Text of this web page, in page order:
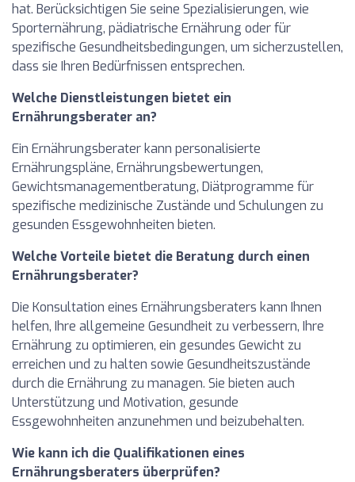
hat. Berücksichtigen Sie seine Spezialisierungen, wie
Sporternährung, pädiatrische Ernährung oder für
spezifische Gesundheitsbedingungen, um sicherzustellen,
dass sie Ihren Bedürfnissen entsprechen.
Welche Dienstleistungen bietet ein
Ernährungsberater an?
Ein Ernährungsberater kann personalisierte
Ernährungspläne, Ernährungsbewertungen,
Gewichtsmanagementberatung, Diätprogramme für
spezifische medizinische Zustände und Schulungen zu
gesunden Essgewohnheiten bieten.
Welche Vorteile bietet die Beratung durch einen
Ernährungsberater?
Die Konsultation eines Ernährungsberaters kann Ihnen
helfen, Ihre allgemeine Gesundheit zu verbessern, Ihre
Ernährung zu optimieren, ein gesundes Gewicht zu
erreichen und zu halten sowie Gesundheitszustände
durch die Ernährung zu managen. Sie bieten auch
Unterstützung und Motivation, gesunde
Essgewohnheiten anzunehmen und beizubehalten.
Wie kann ich die Qualifikationen eines
Ernährungsberaters überprüfen?